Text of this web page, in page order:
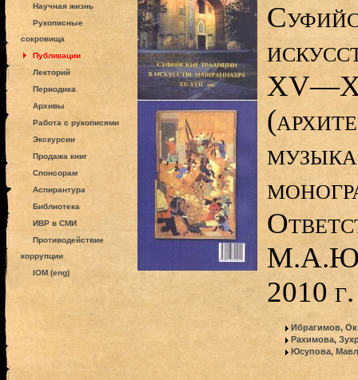
Научная жизнь
Рукописные
сокровища
Публикации
Лекторий
Периодика
Архивы
Работа с рукописями
Экскурсии
Продажа книг
Спонсорам
Аспирантура
Библиотека
ИВР в СМИ
Противодействие
коррупции
IOM (eng)
2010
Ибрагимов,
Рахимова,
Юсупова,